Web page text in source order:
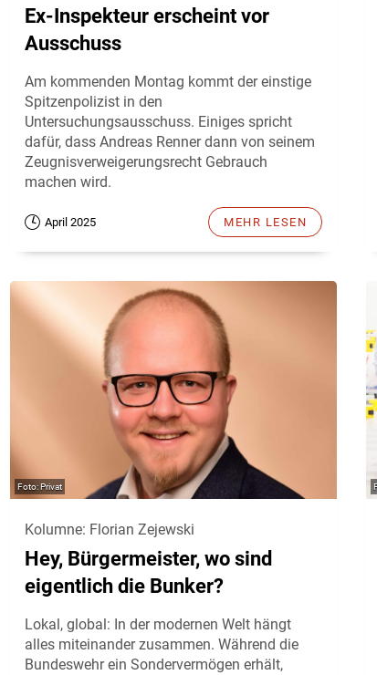
Ex-Inspekteur erscheint vor
Ausschuss
Am kommenden Montag kommt der einstige
Spitzenpolizist in den
Untersuchungsausschuss. Einiges spricht
dafür, dass Andreas Renner dann von seinem
Zeugnisverweigerungsrecht Gebrauch
machen wird.
April 2025 MEHR LESEN
Privat
Kolumne: Florian Zejewski
Hey, Bürgermeister, wo sind
eigentlich die Bunker?
Lokal, global: In der modernen Welt hängt
alles miteinander zusammen. Während die
Bundeswehr ein Sondervermögen erhält,